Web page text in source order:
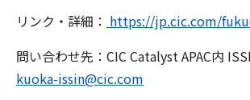
リンク・詳細： https://jp.cic.com/
問い合わせ先：CIC Catalyst APAC内
kuoka-issin@cic.com